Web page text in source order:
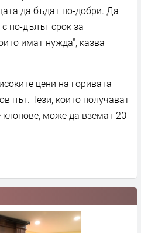
да бъдат по-добри. Да
по-дълъг срок за
имат нужда“, казва
цени на горивата
път. Тези, които получават
клонове, може да вземат 20